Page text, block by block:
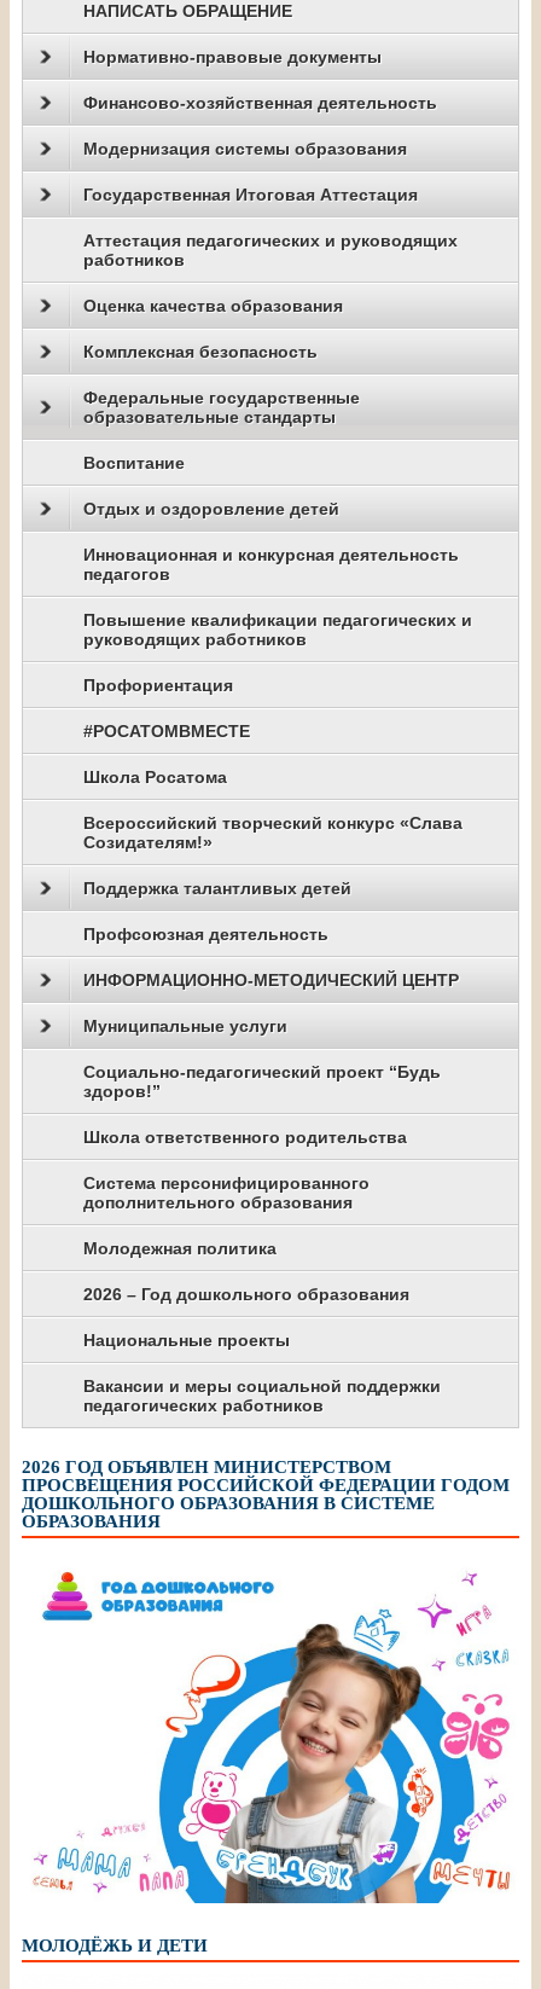
НАПИСАТЬ ОБРАЩЕНИЕ
Нормативно-правовые документы
Финансово-хозяйственная деятельность
Модернизация системы образования
Государственная Итоговая Аттестация
Аттестация педагогических и руководящих
работников
Оценка качества образования
Комплексная безопасность
Федеральные государственные
образовательные стандарты
Воспитание
Отдых и оздоровление детей
Инновационная и конкурсная деятельность
педагогов
Повышение квалификации педагогических и
руководящих работников
Профориентация
#РОСАТОМВМЕСТЕ
Школа Росатома
Всероссийский творческий конкурс «Слава
Созидателям!»
Поддержка талантливых детей
Профсоюзная деятельность
ИНФОРМАЦИОННО-МЕТОДИЧЕСКИЙ ЦЕНТР
Муниципальные услуги
Социально-педагогический проект “Будь
здоров!”
Школа ответственного родительства
Система персонифицированного
дополнительного образования
Молодежная политика
2026 – Год дошкольного образования
Национальные проекты
Вакансии и меры социальной поддержки
педагогических работников
2026 ГОД ОБЪЯВЛЕН МИНИСТЕРСТВОМ
ПРОСВЕЩЕНИЯ РОССИЙСКОЙ ФЕДЕРАЦИИ ГОДОМ
ДОШКОЛЬНОГО ОБРАЗОВАНИЯ В СИСТЕМЕ
ОБРАЗОВАНИЯ
МОЛОДЁЖЬ И ДЕТИ